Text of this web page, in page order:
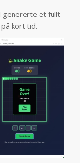
genererte et fullt
på kort tid.